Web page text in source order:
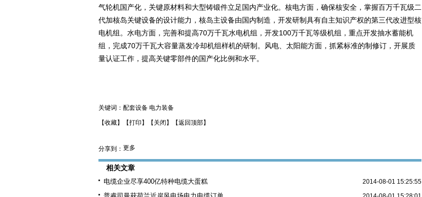
气轮机国产化，关键原材料和大型铸锻件立足国内产业化。核电方面，确保核安全，掌握百万千瓦级二
代加核岛关键设备的设计能力，核岛主设备由国内制造，开发研制具有自主知识产权的第三代改进型核
电机组。水电方面，完善和提高70万千瓦水电机组，开发100万千瓦等级机组，重点开发抽水蓄能机
组，完成70万千瓦大容量蒸发冷却机组样机的研制。风电、太阳能方面，抓紧标准的制修订，开展质
量认证工作，提高关键零部件的国产化比例和水平。
关键词： 配套设备 电力装备
【收藏】 【打印】 【关闭】 【返回顶部】
分享到： 更多
相关文章
电缆企业尽享400亿特种电缆大蛋糕 2014-08-01 15:25:55